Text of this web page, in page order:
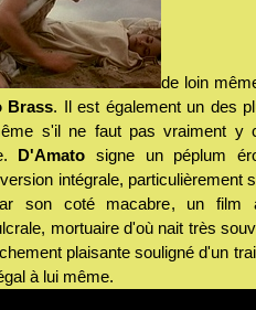
de loin
Brass. Il est également un des
s'il ne faut pas vraiment y
D'Amato signe un péplum
intégrale, particulièrement
son coté macabre, un film
mortuaire d'où nait très
plaisante souligné d'un
à lui même.